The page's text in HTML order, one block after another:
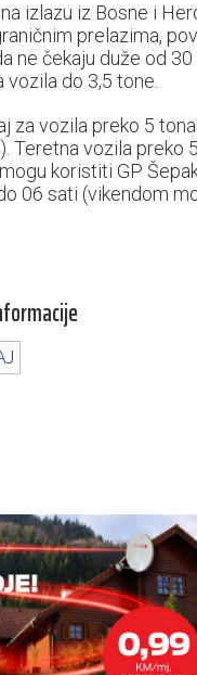
izlazu iz Bosne i
prelazima,
ne čekaju duže od
do 3,5 tone.
za vozila preko 5
Teretna vozila
koristiti GP
06 sati (vikendom